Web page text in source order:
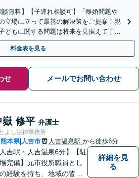
談無料】【子連れ相談可】「離婚問題や
立場に立って最善の解決策をご提案！親
どもに関する問題は将来を見据えて丁寧
済状況に応じて柔軟に対応」
料金表を見る
せ メールでお問い合わせ
嶽 修平 弁護士
よし法律事務所
熊本県| 人吉市 人吉温泉駅 から徒歩6分
人吉駅・人吉温泉6分】【駐
完備】元市役所職員とし
経験を持ち、地域の皆さ
詳細を見
る